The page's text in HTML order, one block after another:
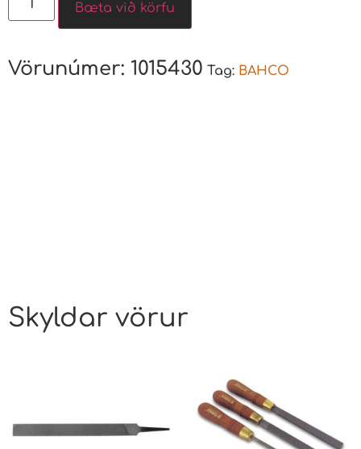
Bæta við körfu
Vörunúmer: 1015430 Tag: BAHCO
Skyldar vörur